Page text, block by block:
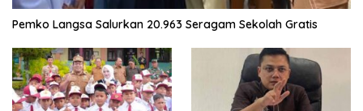
Pemko Langsa Salurkan 20.963 Seragam Sekolah Gratis